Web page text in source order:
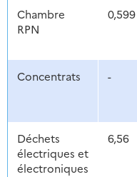
Chambre
RPN
0,599
Concentrats -
Déchets
électriques et
électroniques
6,56